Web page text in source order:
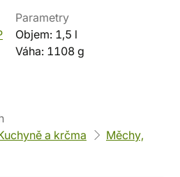
Parametry
Objem: 1,5 l
Váha: 1108 g
a krčma
Měchy,